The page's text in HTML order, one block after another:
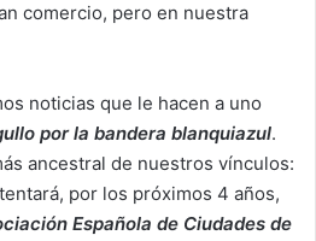
comercio, pero en nuestra
noticias que le hacen a uno
por la bandera blanquiazul.
ancestral de nuestros vínculos:
por los próximos 4 años,
Española de Ciudades de